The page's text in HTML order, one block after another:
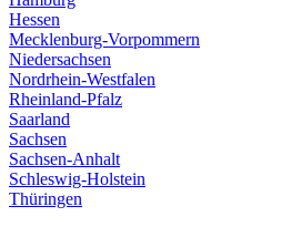
Hessen
Mecklenburg-Vorpommern
Niedersachsen
Nordrhein-Westfalen
Rheinland-Pfalz
Saarland
Sachsen
Sachsen-Anhalt
Schleswig-Holstein
Thüringen